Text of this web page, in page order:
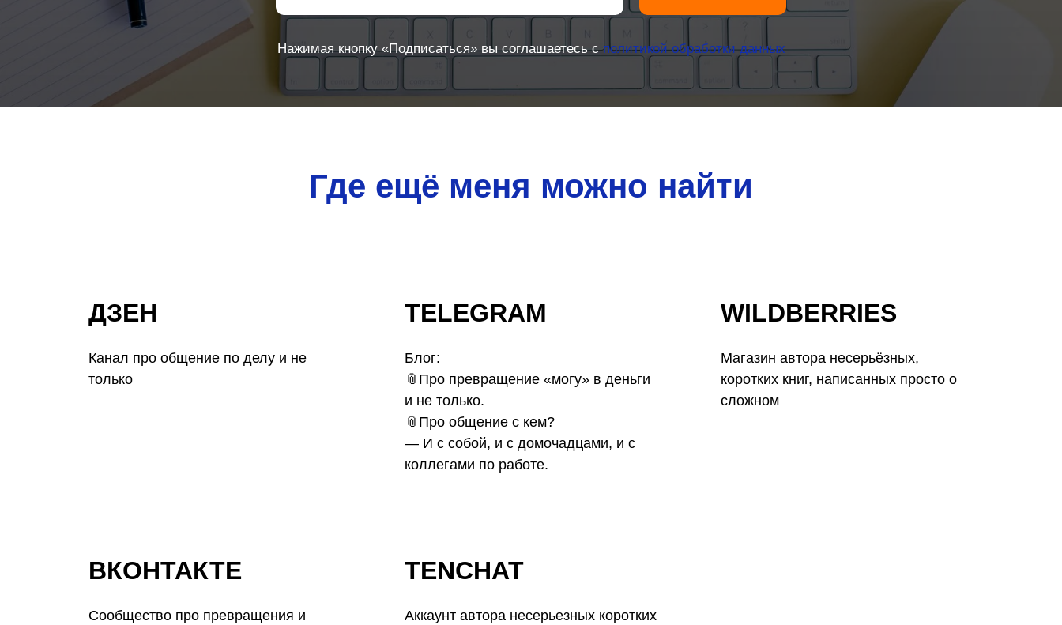
Нажимая кнопку «Подписаться» вы соглашаетесь сполитикой обработки данных
Где ещё меня можно найти
ДЗЕН
Канал про общение по делу и не
только
TELEGRAM
Блог:
📎Про превращение «могу» в деньги
и не только.
📎Про общение с кем?
— И с собой, и с домочадцами, и с
коллегами по работе.
WILDBERRIES
Магазин автора несерьёзных,
коротких книг, написанных просто о
сложном
ВКОНТАКТЕ
Сообщество про превращения и
TENCHAT
Аккаунт автора несерьезных коротких